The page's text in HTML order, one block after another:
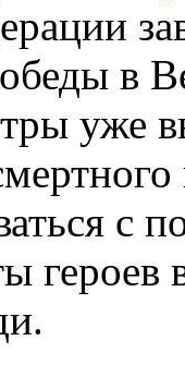
в
уже
с
героев